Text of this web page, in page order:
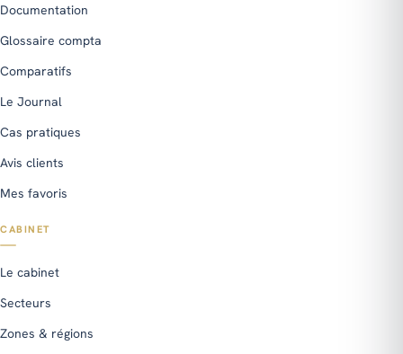
Documentation
Glossaire compta
Comparatifs
Le Journal
Cas pratiques
Avis clients
Mes favoris
CABINET
Le cabinet
Secteurs
Zones & régions